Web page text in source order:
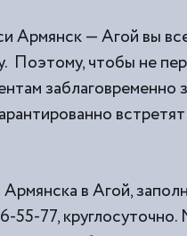
Армянск — Агой вы
Поэтому, чтобы не
заблаговременно
в Агой,
55-77,